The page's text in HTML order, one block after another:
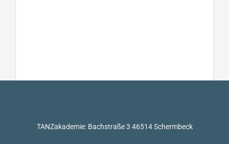
TANZakademie: Bachstraße 3 46514 Schermbeck